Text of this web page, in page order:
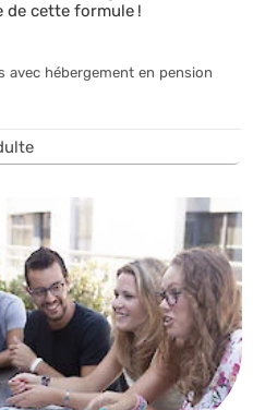
de cette formule !
avec hébergement en pension